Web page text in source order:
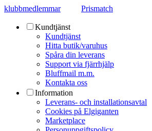
klubbmedlemmar Prismatch
Kundtjänst
Kundtjänst
Hitta butik/varuhus
Spåra din leverans
Support via fjärrhjälp
Bluffmail m.m.
Kontakta oss
Information
Leverans- och installationsavtal
Cookies på Elgiganten
Marketplace